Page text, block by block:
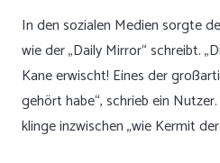
In den sozialen Medien sorgte
wie der „Daily Mirror“ schreibt.
Kane erwischt! Eines der
gehört habe“, schrieb ein
klinge inzwischen „wie Kermit